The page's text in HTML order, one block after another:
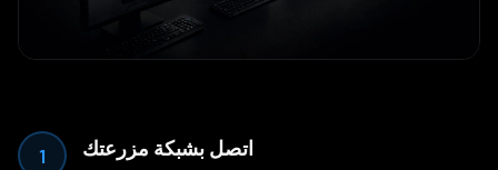
1 اتصل بشبكة مزرعتك